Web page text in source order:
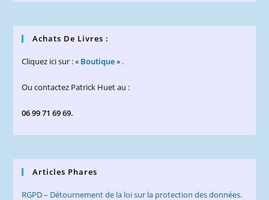
Achats De Livres :
Cliquez ici sur : « Boutique» .
Ou contactez Patrick Huet au :
06 99 71 69 69.
Articles Phares
RGPD – Détournement de la loi sur la protection des données.